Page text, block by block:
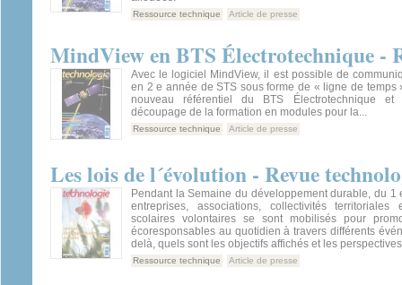
Ressource technique Article de presse
MindView en BTS Électrotechnique -
Avec le logiciel MindView, il est possible de
en 2 e année de STS sous forme de « ligne de temps
nouveau référentiel du BTS Électrotechnique
découpage de la formation en modules pour la...
Ressource technique Article de presse
Les lois de l´évolution - Revue
Pendant la Semaine du développement durable, du 1
entreprises, associations, collectivités territoriales
scolaires volontaires se sont mobilisés pour
écoresponsables au quotidien à travers différents
delà, quels sont les objectifs affichés et les
Ressource technique Article de presse